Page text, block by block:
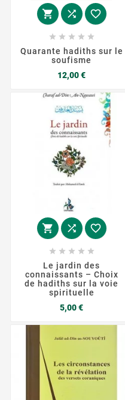
  
    
Quarante hadiths sur le
soufisme
12,00 €Prix
  
    
Le jardin des
connaissants – Choix
de hadiths sur la voie
spirituelle
5,00 €Prix